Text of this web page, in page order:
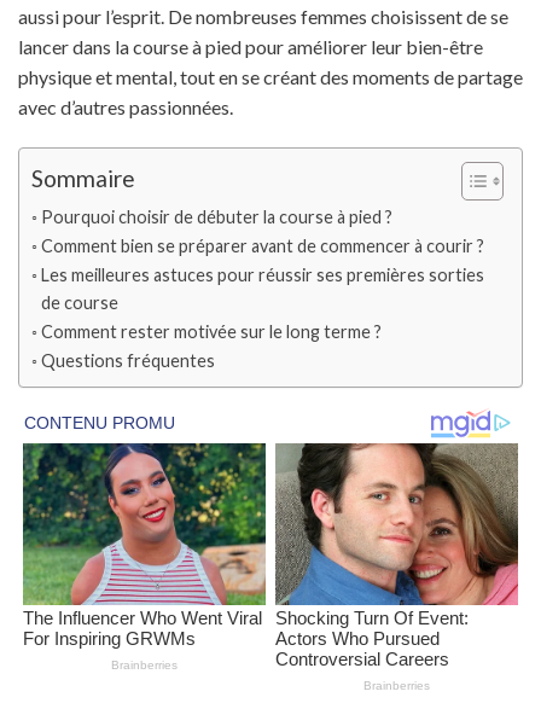
aussi pour l’esprit. De nombreuses femmes choisissent de se
lancer dans la course à pied pour améliorer leur bien-être
physique et mental, tout en se créant des moments de partage
avec d’autres passionnées.
Sommaire
Pourquoi choisir de débuter la course à pied ?
Comment bien se préparer avant de commencer à courir ?
Les meilleures astuces pour réussir ses premières sorties
de course
Comment rester motivée sur le long terme ?
Questions fréquentes